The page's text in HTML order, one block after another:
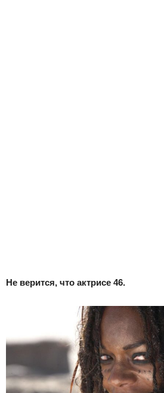
Не верится, что актрисе 46.